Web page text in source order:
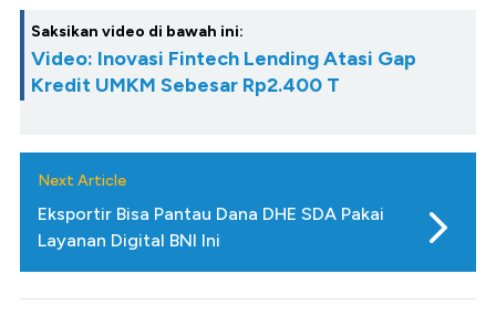
Saksikan video di bawah ini:
Video: Inovasi Fintech Lending Atasi Gap
Kredit UMKM Sebesar Rp2.400 T
Next Article
Eksportir Bisa Pantau Dana DHE SDA Pakai
Layanan Digital BNI Ini